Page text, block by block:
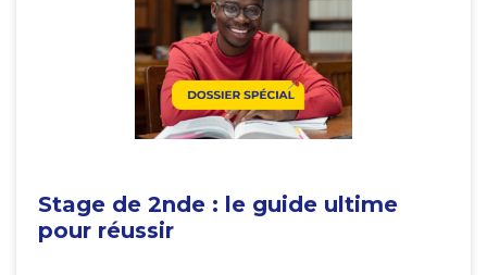
Stage de 2nde : le guide ultime
pour réussir